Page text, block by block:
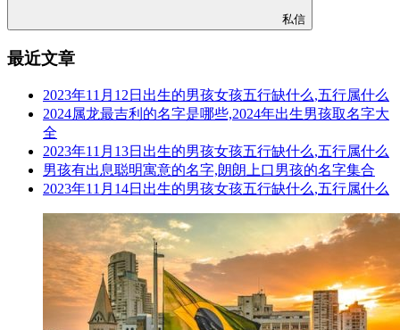
私信
最近文章
2023年11月12日出生的男孩女孩五行缺什么,五行属什么
2024属龙最吉利的名字是哪些,2024年出生男孩取名字大
全
2023年11月13日出生的男孩女孩五行缺什么,五行属什么
男孩有出息聪明寓意的名字,朗朗上口男孩的名字集合
2023年11月14日出生的男孩女孩五行缺什么,五行属什么